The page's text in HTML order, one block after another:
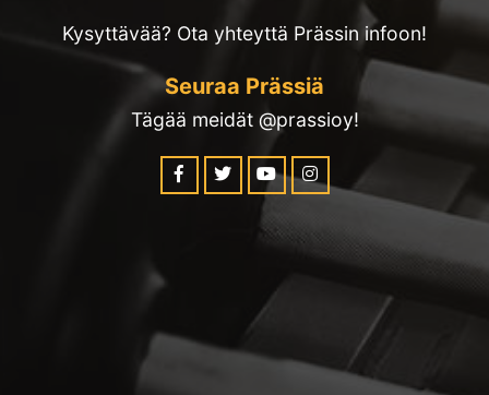
Kysyttävää? Ota yhteyttä Prässin infoon!
Seuraa Prässiä
Tägää meidät @prassioy!